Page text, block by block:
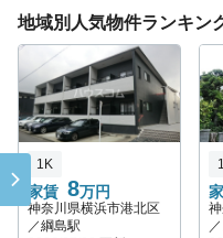
地域別人気物件ランキン
家賃 8万円
1K
神奈川県横浜市港北区
／綱島駅